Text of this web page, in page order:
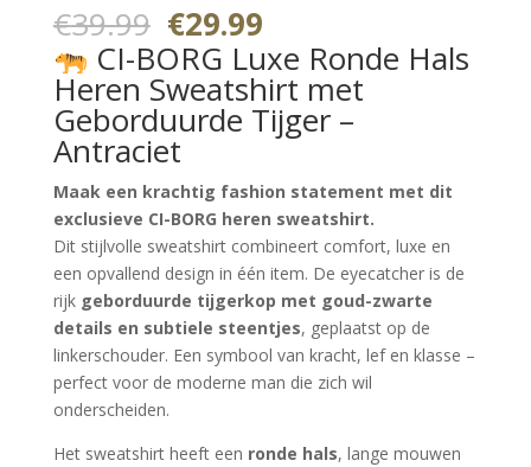
gebaseerd
klantbeoorde
ling
€39.99 Oorspronkelijke
prijs
was:
€39.99.
€29.99Huidige
prijs
is:
€29.99.
CI-BORG Luxe Ronde Hals
Heren Sweatshirt met
Geborduurde Tijger –
Antraciet
Maak een krachtig fashion statement met dit
exclusieve CI-BORG heren sweatshirt.
Dit stijlvolle sweatshirt combineert comfort, luxe en
een opvallend design in één item. De eyecatcher is de
rijk geborduurde tijgerkop met goud-zwarte
details en subtiele steentjes, geplaatst op de
linkerschouder. Een symbool van kracht, lef en klasse –
perfect voor de moderne man die zich wil
onderscheiden.
Het sweatshirt heeft een ronde hals, lange mouwen